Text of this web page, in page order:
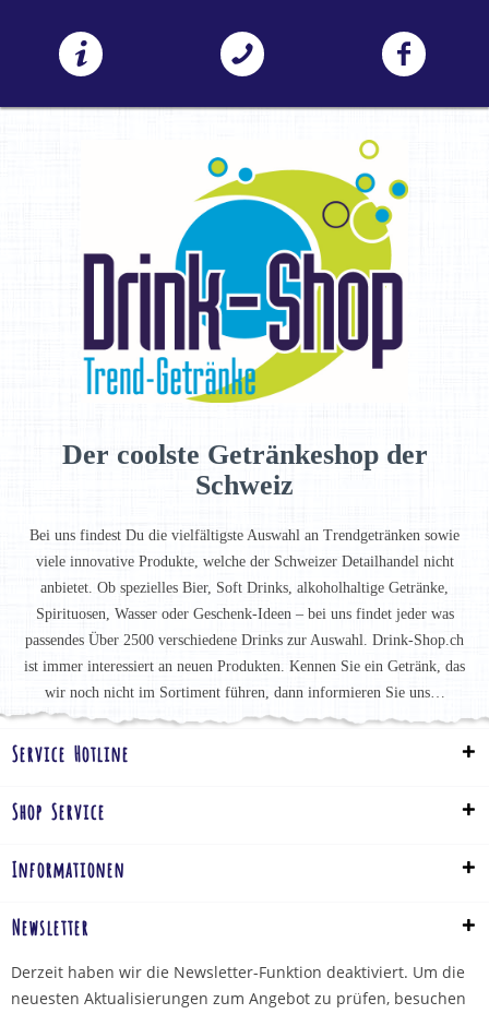
Der coolste Getränkeshop der
Schweiz
Bei uns findest Du die vielfältigste Auswahl an Trendgetränken sowie
viele innovative Produkte, welche der Schweizer Detailhandel nicht
anbietet. Ob spezielles Bier, Soft Drinks, alkoholhaltige Getränke,
Spirituosen, Wasser oder Geschenk-Ideen – bei uns findet jeder was
passendes Über 2500 verschiedene Drinks zur Auswahl. Drink-Shop.ch
ist immer interessiert an neuen Produkten. Kennen Sie ein Getränk, das
wir noch nicht im Sortiment führen, dann informieren Sie uns…
Service Hotline
Shop Service
Informationen
Newsletter
Derzeit haben wir die Newsletter-Funktion deaktiviert. Um die
neuesten Aktualisierungen zum Angebot zu prüfen, besuchen